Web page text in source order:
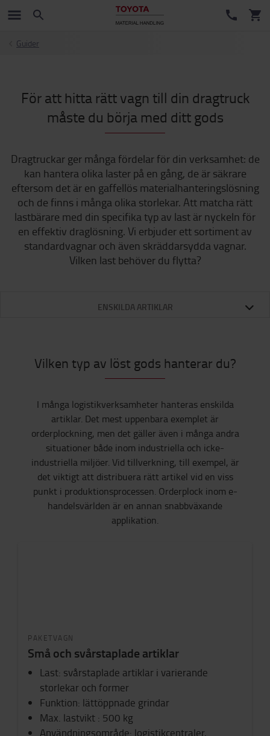
Guider
För att hitta rätt vagn till din dragtruck
måste du börja med ditt gods
Dragtruckar ger många fördelar för din verksamhet: de
kan hantera olika laster på en gång, de är säkrare
eftersom det är en gaffellös materialhanteringslösning
och de finns i många olika storlekar. Att matcha rätt
lastbärare med din specifika typ av last är nyckeln för
en effektiv draglösning. Vi erbjuder ett sortiment av
standardvagnar och även skräddarsydda vagnar.
Vilken last behöver du flytta?
ENSKILDA ARTIKLAR
Vilken typ av löst gods hanterar du?
I många logistikverksamheter hanteras enskilda
artiklar. Det mest uppenbara exemplet är
orderplockning, men det gäller även i många andra
situationer både inom industriella och icke-
industriella miljöer. Vid tillverkning, till exempel, är
det viktigt att distribuera rätt artikel vid en viss
punkt i produktionsprocessen. Orderplock inom e-
handelsvärlden är en annan snabbväxande
applikation.
PAKETVAGN
Små och svårstaplade artiklar
Last: svårstaplade artiklar i varierande
storlekar och former
Funktion: lättöppnade grindar
Max. lastvikt : 500 kg
Användningsområde: logistikcentraler,